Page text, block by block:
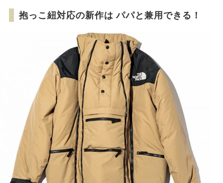
抱っこ紐対応の新作は パパと兼用できる！